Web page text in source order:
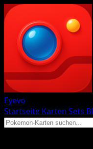
Eyevo
Startseite Karten Sets